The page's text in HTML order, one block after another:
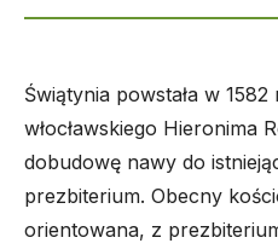
Świątynia powstała w
włocławskiego Hieronima
dobudowę nawy do
prezbiterium. Obecny
orientowana, z